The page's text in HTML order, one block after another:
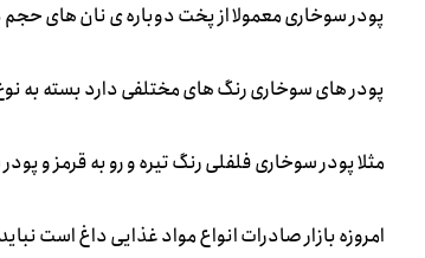
پودر سوخاری معمولا از پخت دوباره ی نان های
پودر های سوخاری رنگ های مختلفی دارد بسته به
مثلا پودر سوخاری فلفلی رنگ تیره و رو به قرمز
امروزه بازار صادرات انواع مواد غذایی داغ است